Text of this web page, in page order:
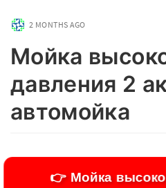
2 MONTHS AGO
Мойка
давления 2
автомойка
👉 Мойка